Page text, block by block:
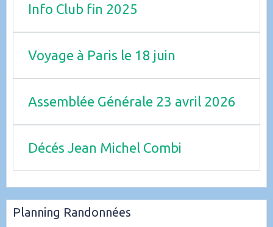
Info Club fin 2025
Voyage à Paris le 18 juin
Assemblée Générale 23 avril 2026
Décés Jean Michel Combi
Planning Randonnées